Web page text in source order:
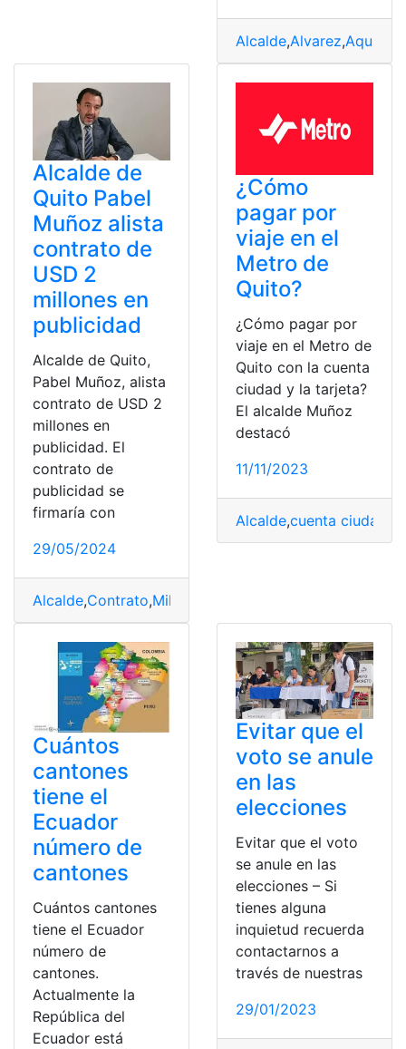
Alcalde,Alvarez,Aquiles
Alcalde de
Quito Pabel
Muñoz alista
contrato de
USD 2
millones en
publicidad
Alcalde de Quito,
Pabel Muñoz, alista
contrato de USD 2
millones en
publicidad. El
contrato de
publicidad se
firmaría con
29/05/2024
Alcalde,Contrato,Millones
¿Cómo
pagar por
viaje en el
Metro de
Quito?
¿Cómo pagar por
viaje en el Metro de
Quito con la cuenta
ciudad y la tarjeta?
El alcalde Muñoz
destacó
11/11/2023
Alcalde,cuenta ciudad
Cuántos
cantones
tiene el
Ecuador
número de
cantones
Cuántos cantones
tiene el Ecuador
número de
cantones.
Actualmente la
República del
Ecuador está
Evitar que el
voto se anule
en las
elecciones
Evitar que el voto
se anule en las
elecciones – Si
tienes alguna
inquietud recuerda
contactarnos a
través de nuestras
29/01/2023